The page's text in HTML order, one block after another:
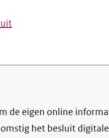
het besluit digitale